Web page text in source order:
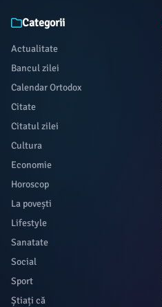
Categorii
Actualitate
Bancul zilei
Calendar Ortodox
Citate
Citatul zilei
Cultura
Economie
Horoscop
La povești
Lifestyle
Sanatate
Social
Sport
Știați că